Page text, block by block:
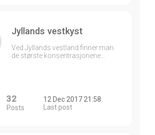
Jyllands vestkyst
Ved Jyllands vestland finner man
de største konsentrasjonene…
32
Posts
12 Dec 2017 21:58
Last post